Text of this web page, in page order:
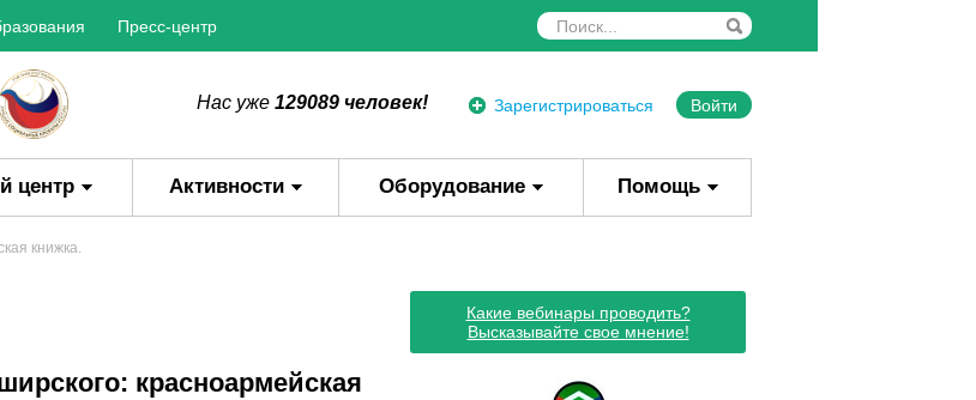
Пресс-центр
Зарегистрироваться Войти
Нас уже 129089 человек!
центр Активности Оборудование Помощь
книжка.
красноармейская
Какие вебинары проводить?
Высказывайте свое мнение!